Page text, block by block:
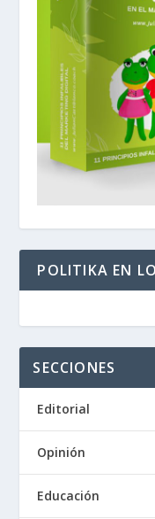
POLITIKA EN
SECCIONES
Editorial
Opinión
Educación